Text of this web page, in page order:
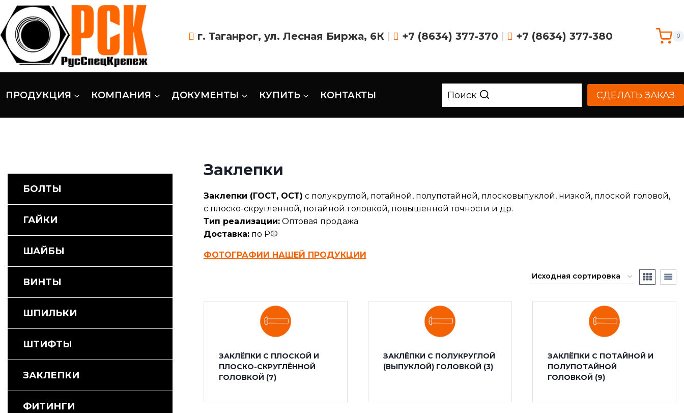
г. Таганрог, ул. Лесная Биржа, 6К | +7 (8634) 377-370 | +7 (8634) 377-380 0
ПРОДУКЦИЯ КОМПАНИЯ ДОКУМЕНТЫ КУПИТЬ КОНТАКТЫ Поиск СДЕЛАТЬ ЗАКАЗ
Заклепки
Заклепки (ГОСТ, ОСТ) с полукруглой, потайной, полупотайной, плосковыпуклой, низкой, плоской головой,
с плоско-скругленной, потайной головкой, повышенной точности и др.
Тип реализации:Оптовая продажа
Доставка:по РФ
ФОТОГРАФИИ НАШЕЙ ПРОДУКЦИИ
ЗАКЛЁПКИ С ПЛОСКОЙ И
ПЛОСКО-СКРУГЛЁННОЙ
ГОЛОВКОЙ (7)
ЗАКЛЁПКИ С ПОЛУКРУГЛОЙ
(ВЫПУКЛОЙ) ГОЛОВКОЙ (3)
ЗАКЛЁПКИ С ПОТАЙНОЙ И
ПОЛУПОТАЙНОЙ
ГОЛОВКОЙ (9)
БОЛТЫ
ГАЙКИ
ШАЙБЫ
ВИНТЫ
ШПИЛЬКИ
ШТИФТЫ
ЗАКЛЕПКИ
ФИТИНГИ